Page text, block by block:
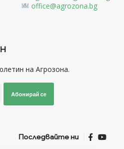
office@agrozona.bg
на Агрозона.
Абонирай се
Последвайте ни